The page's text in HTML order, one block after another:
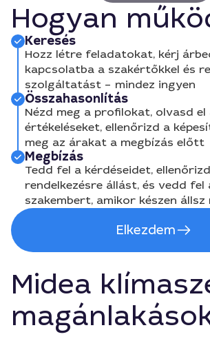
Hogyan
Keresés
Hozz létre feladatokat, kérj
kapcsolatba a szakértőkkel és
szolgáltatást – mindez ingyen
Összahasonlítás
Nézd meg a profilokat, olvasd el
értékeléseket, ellenőrizd a
meg az árakat a megbízás előtt
Megbízás
Tedd fel a kérdéseidet,
rendelkezésre állást, és vedd fel
szakembert, amikor készen állsz
Elkezdem
Midea